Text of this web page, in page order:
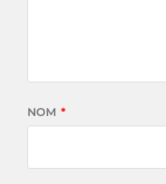
NOM *